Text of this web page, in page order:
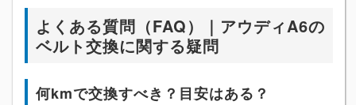
よくある質問（FAQ）｜アウディA6の
ベルト交換に関する疑問
何kmで交換すべき？目安はある？